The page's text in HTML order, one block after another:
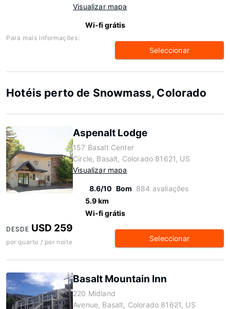
Visualizar mapa
Wi-fi grátis
Para mais informações:
Seleccionar
Hotéis perto de Snowmass, Colorado
Aspenalt Lodge
157 Basalt Center
Circle, Basalt, Colorado 81621, US
Visualizar mapa
8.6/10 Bom 884 avaliações
5.9 km
Wi-fi grátis
DESDE USD 259
por quarto / por noite Seleccionar
Basalt Mountain Inn
220 Midland
Avenue, Basalt, Colorado 81621, US